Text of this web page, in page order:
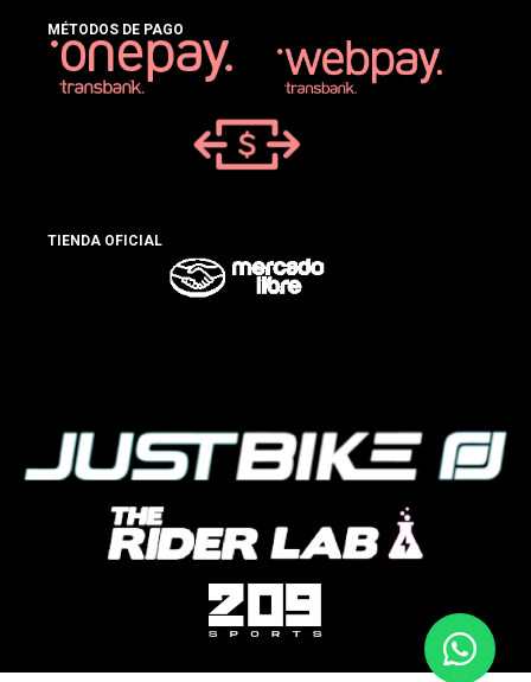
MÉTODOS DE PAGO
TIENDA OFICIAL